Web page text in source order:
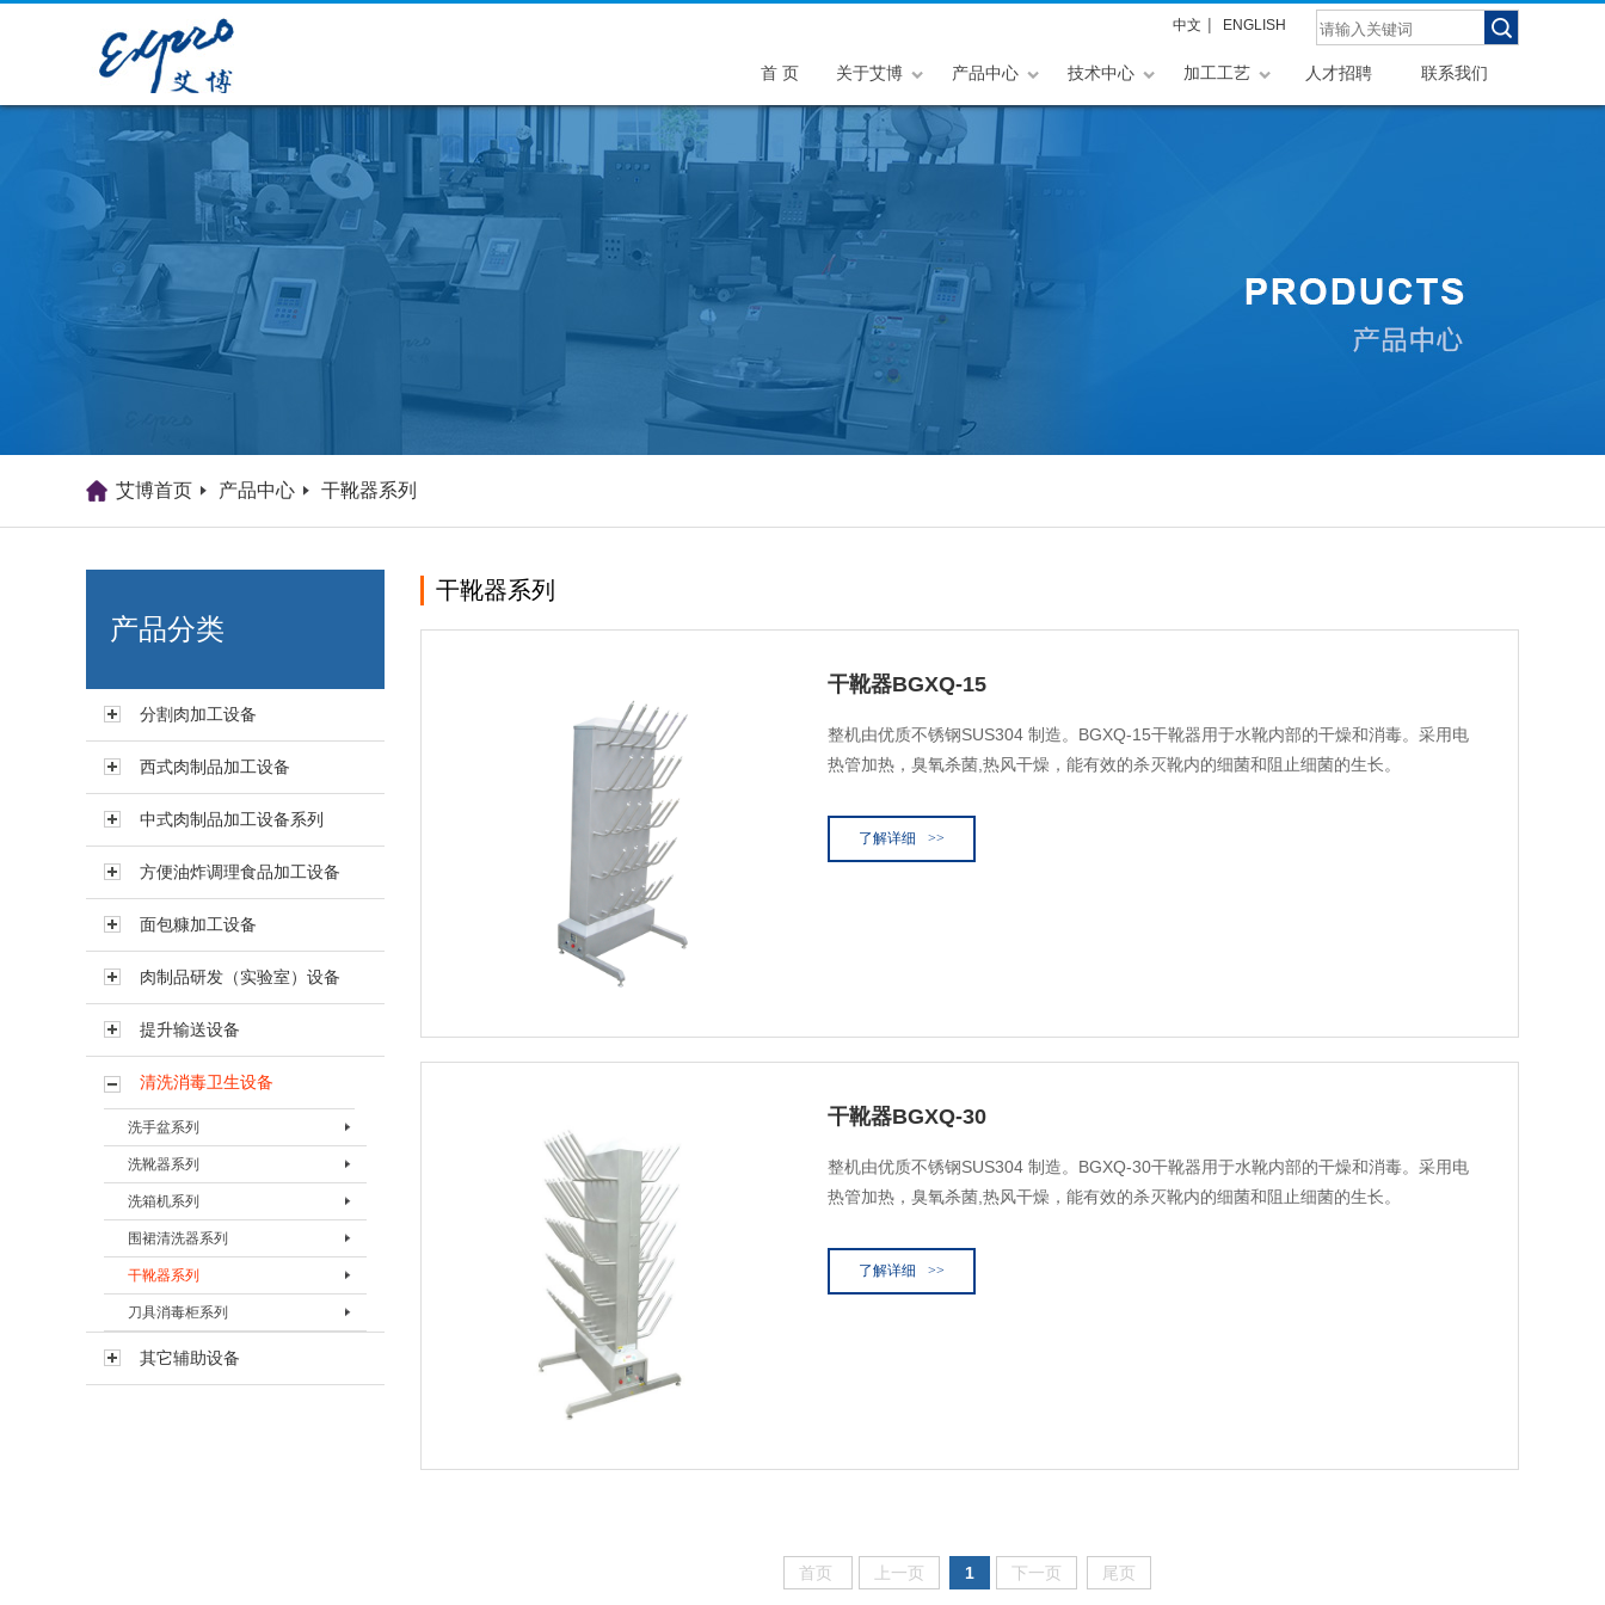
艾博肉类科技（浙江）有限
中文 | ENGLISH
联系我们
人才招聘
加工工艺
技术中心
产品中心
关于艾博
首 页
艾博首页 产品中心 干靴器系列
产品分类
分割肉加工设备
西式肉制品加工设备
中式肉制品加工设备系列
方便油炸调理食品加工设备
面包糠加工设备
肉制品研发（实验室）设备
提升输送设备
清洗消毒卫生设备
洗手盆系列
单联洗手盆
二联洗手盆
三联洗手盆
洗靴器系列
洗靴器BXXQ-I
洗靴器BXXQ-Ⅱ
洗靴器BXXQ-Ⅲ
多功能洗靴器BXXQ-II-D
多功能洗靴器BXXQ-V
洗箱机系列
洗箱机BXXJ-I
洗箱机BXXJ-II
洗箱机BXXJ-III
洗箱机BXXJ-III-D
围裙清洗器系列
围裙清洗器BQXQ-I
围裙清洗器BQXQ-II
干靴器系列
干靴器BGXQ-15
干靴器BGXQ-30
刀具消毒柜系列
刀具消毒器BDXQ-I
刀具消毒柜BDXG-I
其它辅助设备
干靴器系列
干靴器BGXQ-15
整机由优质不锈钢SUS304 制造。BGXQ-15干靴器用于水靴内部的干燥和消毒。采用电
热管加热，臭氧杀菌,热风干燥，能有效的杀灭靴内的细菌和阻止细菌的生长。
了解详细 >>
干靴器BGXQ-30
整机由优质不锈钢SUS304 制造。BGXQ-30干靴器用于水靴内部的干燥和消毒。采用电
热管加热，臭氧杀菌,热风干燥，能有效的杀灭靴内的细菌和阻止细菌的生长。
了解详细 >>
首页 上一页 1 下一页 尾页